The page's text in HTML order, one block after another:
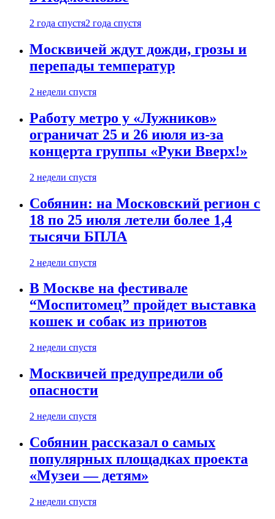
2 года спустя2 года спустя
Москвичей ждут дожди, грозы и
перепады температур
2 недели спустя
Работу метро у «Лужников»
ограничат 25 и 26 июля из-за
концерта группы «Руки Вверх!»
2 недели спустя
Собянин: на Московский регион с
18 по 25 июля летели более 1,4
тысячи БПЛА
2 недели спустя
В Москве на фестивале
“Моспитомец” пройдет выставка
кошек и собак из приютов
2 недели спустя
Москвичей предупредили об
опасности
2 недели спустя
Собянин рассказал о самых
популярных площадках проекта
«Музеи — детям»
2 недели спустя